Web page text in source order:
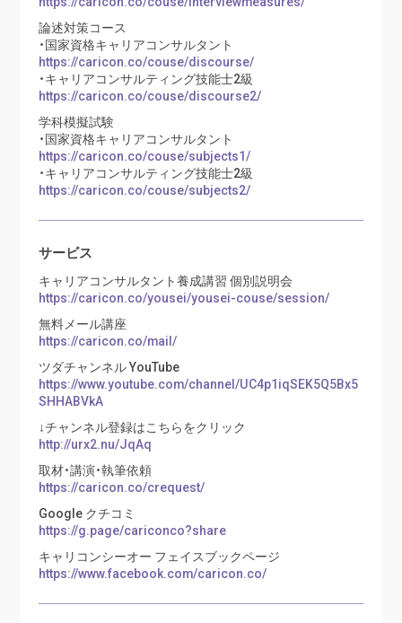
論述対策コース
・国家資格キャリアコンサルタント
https://caricon.co/couse/discourse/
・キャリアコンサルティング技能士2級
https://caricon.co/couse/discourse2/
学科模擬試験
・国家資格キャリアコンサルタント
https://caricon.co/couse/subjects1/
・キャリアコンサルティング技能士2級
https://caricon.co/couse/subjects2/
サービス
キャリアコンサルタント養成講習 個別説明会
https://caricon.co/yousei/yousei-couse/session/
無料メール講座
https://caricon.co/mail/
ツダチャンネル YouTube
https://www.youtube.com/channel/UC4p1iqSEK5Q5Bx5
SHHABVkA
↓チャンネル登録はこちらをクリック
http://urx2.nu/JqAq
取材・講演・執筆依頼
https://caricon.co/crequest/
Google クチコミ
https://g.page/cariconco?share
キャリコンシーオー フェイスブックページ
https://www.facebook.com/caricon.co/